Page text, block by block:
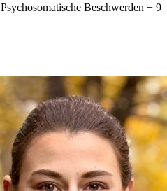
Psychosomatische Beschwerden + 9